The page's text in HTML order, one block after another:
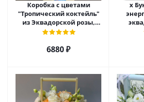
Коробка с цветами
"Тропический коктейль"
из Эквадорской розы,
эустомы, альстромерии
6880 ₽
х